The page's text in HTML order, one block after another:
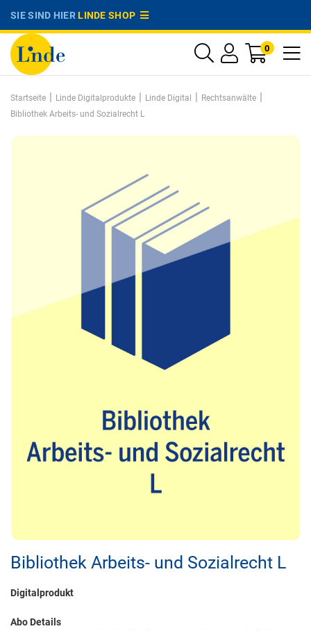
SIE SIND HIERLINDE SHOP
0
Startseite | Linde Digitalprodukte | Linde Digital | Rechtsanwälte |
Bibliothek Arbeits- und Sozialrecht L
Bibliothek Arbeits- und Sozialrecht L
Digitalprodukt
Abo Details